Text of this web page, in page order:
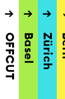
→
OFFCUT
→
Basel
→
Zürich